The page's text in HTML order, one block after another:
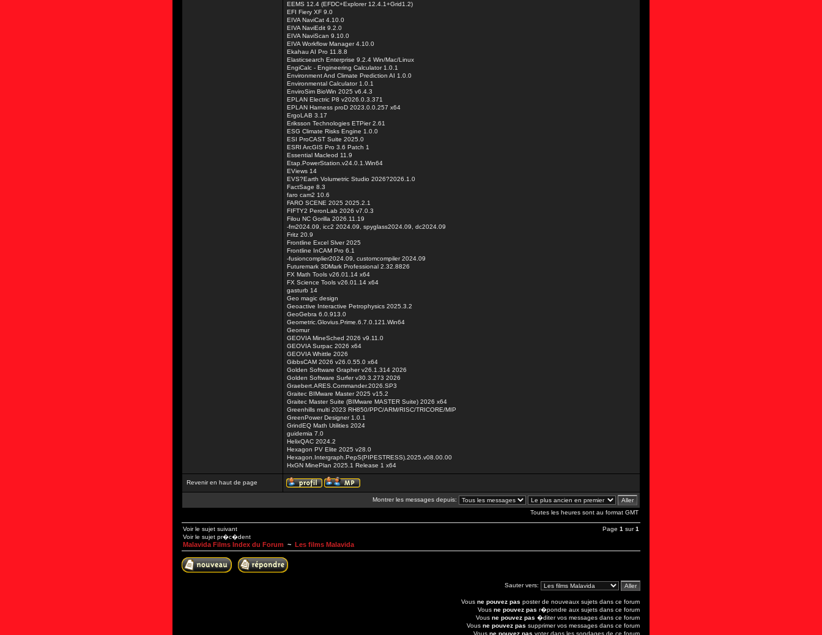
EEMS 12.4 (EFDC+Explorer 12.4.1+Grid1.2)
EFI Fiery XF 9.0
EIVA NaviCat 4.10.0
EIVA NaviEdit 9.2.0
EIVA NaviScan 9.10.0
EIVA Workflow Manager 4.10.0
Ekahau AI Pro 11.8.8
Elasticsearch Enterprise 9.2.4 Win/Mac/Linux
EngiCalc - Engineering Calculator 1.0.1
Environment And Climate Prediction AI 1.0.0
Environmental Calculator 1.0.1
EnviroSim BioWin 2025 v6.4.3
EPLAN Electric P8 v2026.0.3.371
EPLAN Harness proD 2023.0.0.257 x64
ErgoLAB 3.17
Eriksson Technologies ETPier 2.61
ESG Climate Risks Engine 1.0.0
ESI ProCAST Suite 2025.0
ESRI ArcGIS Pro 3.6 Patch 1
Essential Macleod 11.9
Etap.PowerStation.v24.0.1.Win64
EViews 14
EVS?Earth Volumetric Studio 2026?2026.1.0
FactSage 8.3
faro cam2 10.6
FARO SCENE 2025 2025.2.1
FIFTY2 PeronLab 2026 v7.0.3
Filou NC Gorilla 2026.11.19
-fm2024.09, icc2 2024.09, spyglass2024.09, dc2024.09
Fritz 20.9
Frontline Excel Slver 2025
Frontline InCAM Pro 6.1
-fusioncomplier2024.09, customcompiler 2024.09
Futuremark 3DMark Professional 2.32.8826
FX Math Tools v26.01.14 x64
FX Science Tools v26.01.14 x64
gasturb 14
Geo magic design
Geoactive Interactive Petrophysics 2025.3.2
GeoGebra 6.0.913.0
Geometric.Glovius.Prime.6.7.0.121.Win64
Geomur
GEOVIA MineSched 2026 v9.11.0
GEOVIA Surpac 2026 x64
GEOVIA Whittle 2026
GibbsCAM 2026 v26.0.55.0 x64
Golden Software Grapher v26.1.314 2026
Golden Software Surfer v30.3.273 2026
Graebert.ARES.Commander.2026.SP3
Graitec BIMware Master 2025 v15.2
Graitec Master Suite (BIMware MASTER Suite) 2026 x64
Greenhills multi 2023 RH850/PPC/ARM/RISC/TRICORE/MIP
GreenPower Designer 1.0.1
GrindEQ Math Utilities 2024
guidemia 7.0
HelixQAC 2024.2
Hexagon PV Elite 2025 v28.0
Hexagon.Intergraph.PepS(PIPESTRESS).2025.v08.00.00
HxGN MinePlan 2025.1 Release 1 x64
Revenir en haut de page
Montrer les messages depuis:
Toutes les heures sont au format GMT
Voir le sujet suivant
Voir le sujet pr�c�dent
Page 1 sur1
Malavida Films Index du Forum ~ Les films Malavida
Sauter vers:
Vous ne pouvez pas poster de nouveaux sujets dans ce forum
Vous ne pouvez pas r�pondre aux sujets dans ce forum
Vous ne pouvez pas �diter vos messages dans ce forum
Vous ne pouvez pas supprimer vos messages dans ce forum
Vous ne pouvez pas voter dans les sondages de ce forum